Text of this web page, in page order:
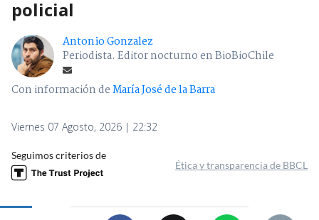
policial
Antonio Gonzalez
Periodista. Editor nocturno en BioBioChile
Con información deMaría José de la Barra
Viernes 07 Agosto, 2026 | 22:32
Seguimos criterios de
Ética y transparencia de BBCL